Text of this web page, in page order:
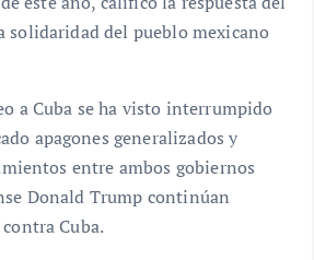
solidaridad del pueblo mexicano
a Cuba se ha visto interrumpido
apagones generalizados y
entre ambos gobiernos
Donald Trump continúan
Cuba.